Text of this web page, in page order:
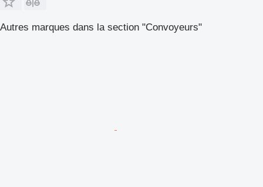
Autres marques dans la section "Convoyeurs"